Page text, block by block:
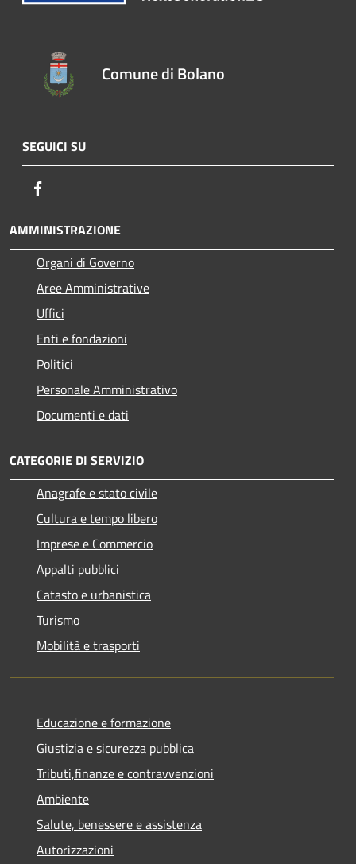
Comune di Bolano
SEGUICI SU
AMMINISTRAZIONE
Organi di Governo
Aree Amministrative
Uffici
Enti e fondazioni
Politici
Personale Amministrativo
Documenti e dati
CATEGORIE DI SERVIZIO
Anagrafe e stato civile
Cultura e tempo libero
Imprese e Commercio
Appalti pubblici
Catasto e urbanistica
Turismo
Mobilità e trasporti
Educazione e formazione
Giustizia e sicurezza pubblica
Tributi,finanze e contravvenzioni
Ambiente
Salute, benessere e assistenza
Autorizzazioni